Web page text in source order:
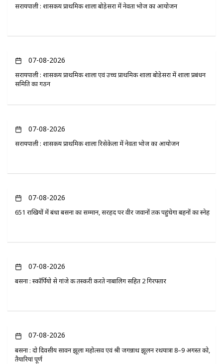
सरायपाली : शासकीय प्राथमिक शाला बोड़ेसरा में नेवता भोज का आयोजन
07-08-2026
सरायपाली : शासकीय प्राथमिक शाला एवं उच्च प्राथमिक शाला बोडेसरा में शाला प्रबंधन
समिति का गठन
07-08-2026
सरायपाली : शासकीय प्राथमिक शाला रिसेकेला में नेवता भोज का आयोजन
07-08-2026
651 राखियों में बंधा बसना का सम्मान, सरहद पर वीर जवानों तक पहुंचेगा बहनों का स्नेह
07-08-2026
बसना : स्कॉर्पियो से गांजे की तस्करी करते नाबालिग सहित 2 गिरफ्तार
07-08-2026
बसना : दो दिवसीय सावन झूला महोत्सव एवं श्री जगन्नाथ झूलन रथयात्रा 8–9 अगस्त को,
तैयारियां पूर्ण